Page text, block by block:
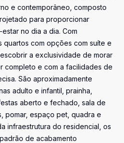
e contemporâneo, composto
para proporcionar
no dia a dia. Com
quartos com opções com suíte e
a exclusividade de morar
completo e com a facilidades de
São aproximadamente
adulto e infantil, prainha,
aberto e fechado, sala de
pomar, espaço pet, quadra e
infraestrutura do residencial, os
de acabamento